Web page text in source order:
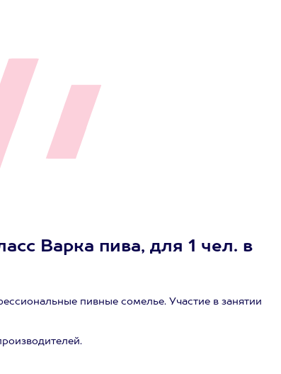
Варка пива, для 1 чел. в
пивные сомелье. Участие в занятии